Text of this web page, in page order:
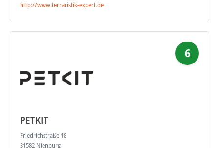
http://www.terraristik-expert.de
PETKIT
Friedrichstraße 18
31582 Nienburg
6